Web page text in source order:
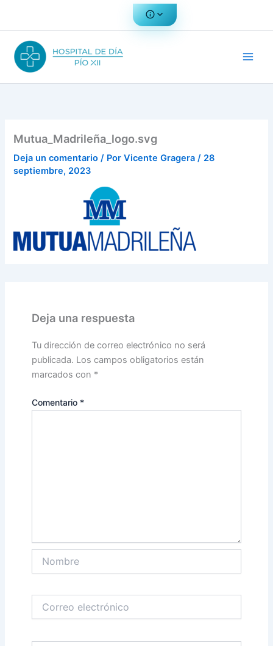
Mutua_Madrileña_logo.svg
Deja un comentario / PorVicente Gragera/ 28
septiembre, 2023
Deja una respuesta
Tu dirección de correo electrónico no será
publicada. Los campos obligatorios están
marcados con *
Comentario *
electrónico